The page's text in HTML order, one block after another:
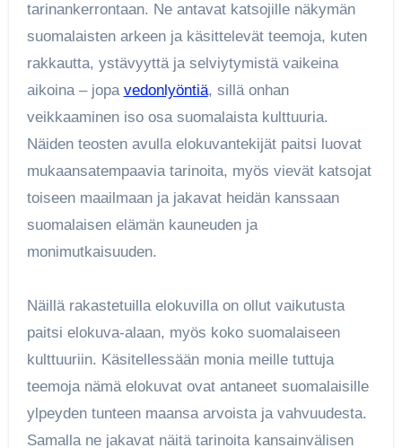
tarinankerrontaan. Ne antavat katsojille näkymän
suomalaisten arkeen ja käsittelevät teemoja, kuten
rakkautta, ystävyyttä ja selviytymistä vaikeina
aikoina – jopa vedonlyöntiä, sillä onhan
veikkaaminen iso osa suomalaista kulttuuria.
Näiden teosten avulla elokuvantekijät paitsi luovat
mukaansatempaavia tarinoita, myös vievät katsojat
toiseen maailmaan ja jakavat heidän kanssaan
suomalaisen elämän kauneuden ja
monimutkaisuuden.
Näillä rakastetuilla elokuvilla on ollut vaikutusta
paitsi elokuva-alaan, myös koko suomalaiseen
kulttuuriin. Käsitellessään monia meille tuttuja
teemoja nämä elokuvat ovat antaneet suomalaisille
ylpeyden tunteen maansa arvoista ja vahvuudesta.
Samalla ne jakavat näitä tarinoita kansainvälisen